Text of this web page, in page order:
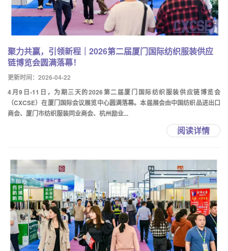
聚力共赢，引领新程｜2026第二届厦门国际纺织服装供应
链博览会圆满落幕！
更新时间：2026-04-22
4月9日-11日，为期三天的2026第二届厦门国际纺织服装供应链博览会
（CXCSE）在厦门国际会议展览中心圆满落幕。本届展会由中国纺织品进出口
商会、厦门市纺织服装同业商会、杭州励业...
阅读详情